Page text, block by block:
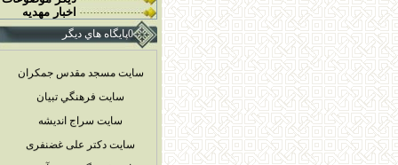
اخبار مهديه
0پايگاه هاي ديگر
سايت فرهنگي تبيان
سايت سراج انديشه
سایت دکتر علی غضنفری
سايت فرهنگي شهيد آويني